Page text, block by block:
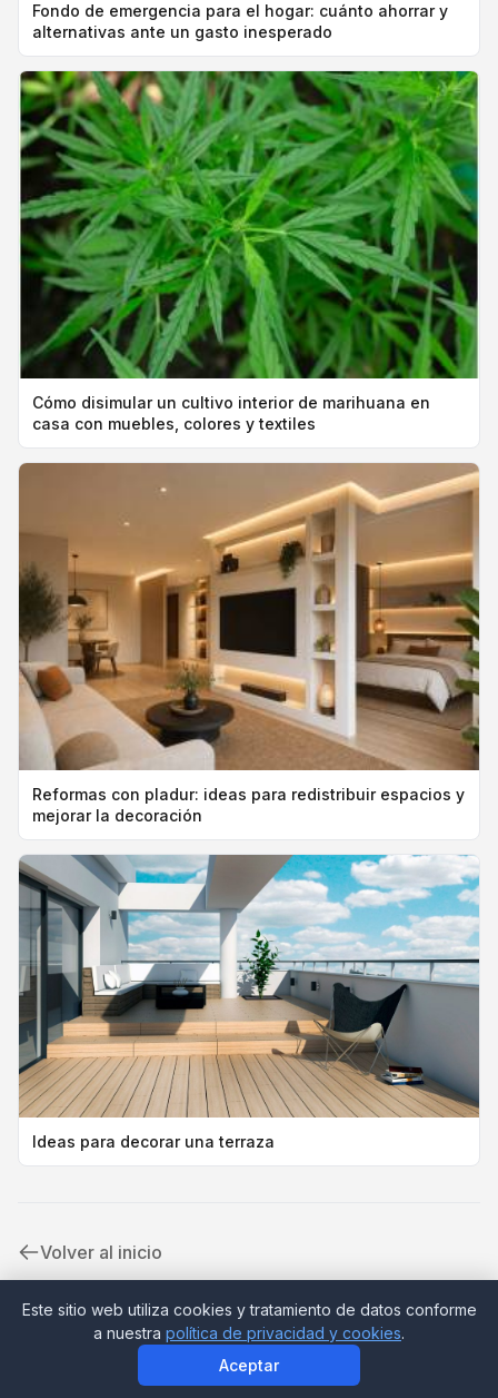
Fondo de emergencia para el hogar: cuánto ahorrar y
alternativas ante un gasto inesperado
Cómo disimular un cultivo interior de marihuana en
casa con muebles, colores y textiles
Reformas con pladur: ideas para redistribuir espacios y
mejorar la decoración
Ideas para decorar una terraza
Volver al inicio
© 2026 Ideadecora Aviso legal
Este sitio web utiliza cookies y tratamiento de datos conforme
a nuestra política de privacidad y cookies.
Aceptar